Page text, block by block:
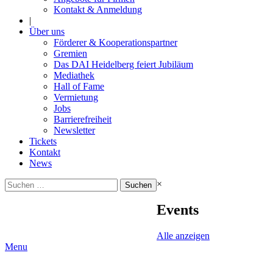
Kontakt & Anmeldung
|
Über uns
Förderer & Kooperationspartner
Gremien
Das DAI Heidelberg feiert Jubiläum
Mediathek
Hall of Fame
Vermietung
Jobs
Barrierefreiheit
Newsletter
Tickets
Kontakt
News
Suchen
nach:
×
Events
Alle anzeigen
Menu